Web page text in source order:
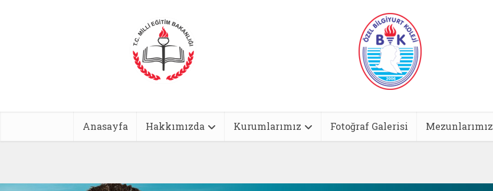
Anasayfa Hakkımızda Kurumlarımız Fotoğraf Galerisi Mezunlarımız